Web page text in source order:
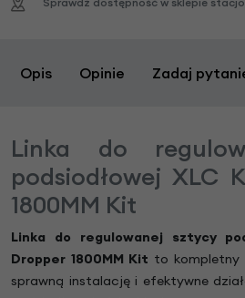
Opis Opinie Zadaj
Linka do
podsiodłowej XLC
1800MM Kit
Linka do regulowanej sztycy
Dropper 1800MM Kit to kompletny
sprawną instalację i efektywne